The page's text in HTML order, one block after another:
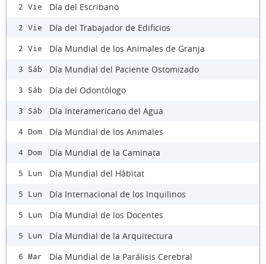
2 Vie Día del Escribano
2 Vie Día del Trabajador de Edificios
2 Vie Día Mundial de los Animales de Granja
3 Sáb Día Mundial del Paciente Ostomizado
3 Sáb Día del Odontólogo
3 Sáb Día Interamericano del Agua
4 Dom Día Mundial de los Animales
4 Dom Día Mundial de la Caminata
5 Lun Día Mundial del Hábitat
5 Lun Día Internacional de los Inquilinos
5 Lun Día Mundial de los Docentes
5 Lun Día Mundial de la Arquitectura
6 Mar Día Mundial de la Parálisis Cerebral